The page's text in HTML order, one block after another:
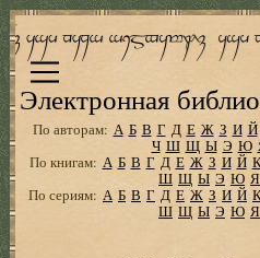
Электронная
По авторам: А Б В Г Д Е Ж З И Й
Ч Ш Щ Ы Э Ю
По книгам: А Б В Г Д Е Ж З И Й
Ш Щ Ы Э Ю Я
По сериям: А Б В Г Д Е Ж З И Й
Ш Щ Ы Э Ю Я